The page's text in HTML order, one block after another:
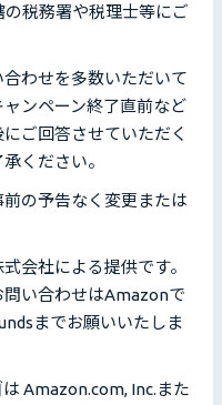
税務署や税理士等にご
わせを多数いただいて
ンペーン終了直前など
ご回答させていただく
ください。
の予告なく変更または
会社による提供です。
い合わせはAmazonで
までお願いいたしま
Amazon.com, Inc.また